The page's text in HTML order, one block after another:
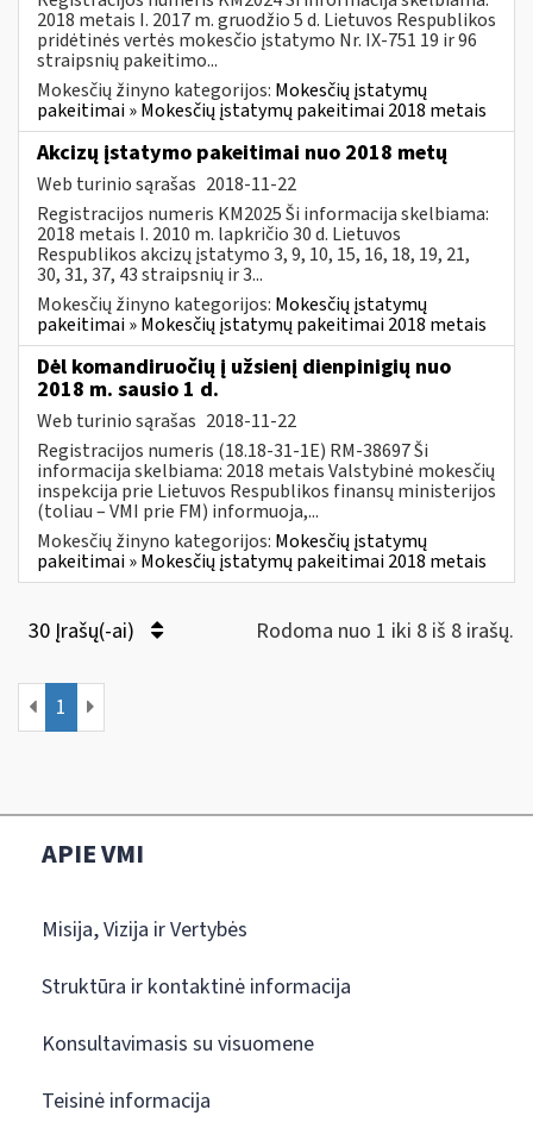
2018 metais I. 2017 m. gruodžio 5 d. Lietuvos Respublikos
pridėtinės vertės mokesčio įstatymo Nr. IX-751 19 ir 96
straipsnių pakeitimo...
Mokesčių žinyno kategorijos: Mokesčių įstatymų
pakeitimai » Mokesčių įstatymų pakeitimai 2018 metais
Akcizų įstatymo pakeitimai nuo 2018 metų
Web turinio sąrašas 2018-11-22
Registracijos numeris KM2025 Ši informacija skelbiama:
2018 metais I. 2010 m. lapkričio 30 d. Lietuvos
Respublikos akcizų įstatymo 3, 9, 10, 15, 16, 18, 19, 21,
30, 31, 37, 43 straipsnių ir 3...
Mokesčių žinyno kategorijos: Mokesčių įstatymų
pakeitimai » Mokesčių įstatymų pakeitimai 2018 metais
Dėl komandiruočių į užsienį dienpinigių nuo
2018 m. sausio 1 d.
Web turinio sąrašas 2018-11-22
Registracijos numeris (18.18-31-1E) RM-38697 Ši
informacija skelbiama: 2018 metais Valstybinė mokesčių
inspekcija prie Lietuvos Respublikos finansų ministerijos
(toliau – VMI prie FM) informuoja,...
Mokesčių žinyno kategorijos: Mokesčių įstatymų
pakeitimai » Mokesčių įstatymų pakeitimai 2018 metais
30 Įrašų(-ai) Rodoma nuo 1 iki 8 iš 8 irašų.
1
APIE VMI
Misija, Vizija ir Vertybės
Struktūra ir kontaktinė informacija
Konsultavimasis su visuomene
Teisinė informacija